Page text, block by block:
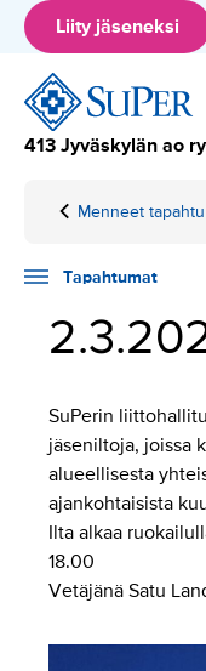
Hyppää
sisältöön
Liity jäseneksi
413 Jyväskylän ao ry
Home
Tapahtumat
Menneet
2.3.2026
Tapahtumat
SuPerin
jäseniltoja, joissa
alueellisesta
ajankohtaisista
Ilta alkaa
18.00
Vetäjänä Satu